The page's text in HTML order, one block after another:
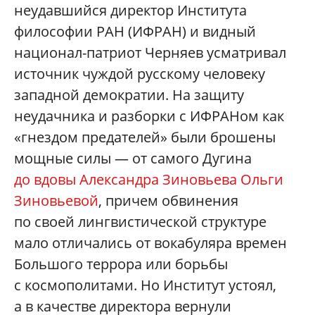
неудавшийся директор Института
философии РАН (ИФРАН) и видный
национал-патриот Черняев усматривал
источник чуждой русскому человеку
западной демократии. На защиту
неудачника и разборки с ИФРАНом как
«гнездом предателей» были брошены
мощные силы — от самого Дугина
до вдовы Александра Зиновьева Ольги
Зиновьевой, причем обвинения
по своей лингвистической структуре
мало отличались от вокабуляра времен
Большого террора или борьбы
с космополитами. Но Институт устоял,
а в качестве директора вернули